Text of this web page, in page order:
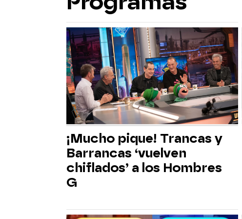
¡Mucho pique! Trancas y
Barrancas ‘vuelven
chiflados’ a los Hombres
G